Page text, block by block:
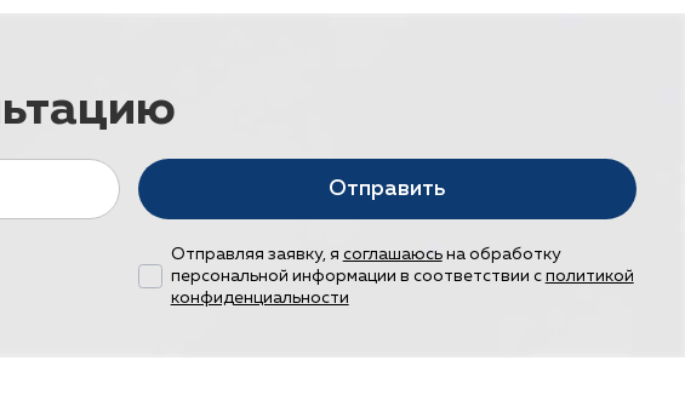
Отправить
Отправляя заявку, я соглашаюсьна обработку
персональной информации в соответствии с политикой
конфиденциальности